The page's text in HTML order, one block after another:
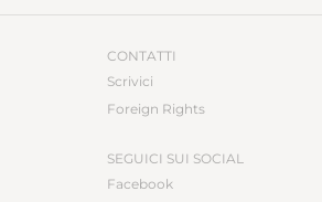
CONTATTI
Scrivici
Foreign Rights
SEGUICI SUI SOCIAL
Facebook